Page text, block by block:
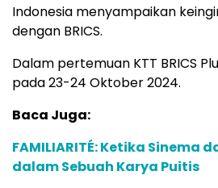
Indonesia menyampaikan
dengan BRICS.
Dalam pertemuan KTT BRICS
pada 23-24 Oktober 2024.
Baca Juga:
FAMILIARITÉ: Ketika Sinema
dalam Sebuah Karya Puitis